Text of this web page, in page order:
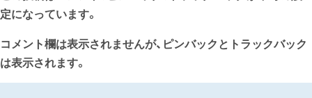
定になっています。
コメント欄は表示されませんが、ピンバックとトラックバック
は表示されます。